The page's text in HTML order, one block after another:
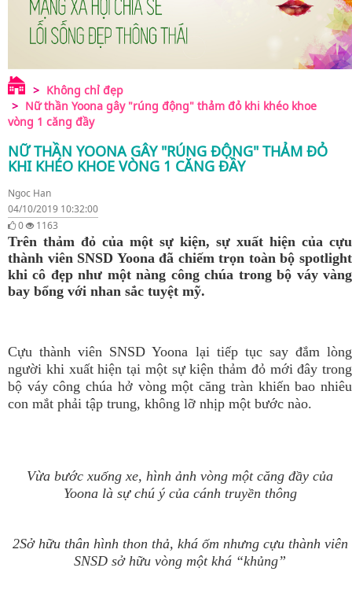
Không chỉ đẹp
Nữ thần Yoona gây "rúng động" thảm đỏ khi khéo khoe
vòng 1 căng đầy
NỮ THẦN YOONA GÂY "RÚNG ĐỘNG" THẢM ĐỎ
KHI KHÉO KHOE VÒNG 1 CĂNG ĐẦY
Ngoc Han
04/10/2019 10:32:00
0
1163
Trên thảm đỏ của một sự kiện, sự xuất hiện của cựu
thành viên SNSD Yoona đã chiếm trọn toàn bộ spotlight
khi cô đẹp như một nàng công chúa trong bộ váy vàng
bay bổng với nhan sắc tuyệt mỹ.
Cựu thành viên SNSD Yoona lại tiếp tục say đắm lòng
người khi xuất hiện tại một sự kiện thảm đỏ mới đây trong
bộ váy công chúa hở vòng một căng tràn khiến bao nhiêu
con mắt phải tập trung, không lỡ nhịp một bước nào.
Vừa bước xuống xe, hình ảnh vòng một căng đầy của
Yoona là sự chú ý của cánh truyền thông
2Sở hữu thân hình thon thả, khá ốm nhưng cựu thành viên
SNSD sở hữu vòng một khá “khủng”